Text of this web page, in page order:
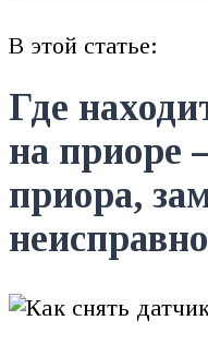
В этой статье:
Где
на приоре
приора,